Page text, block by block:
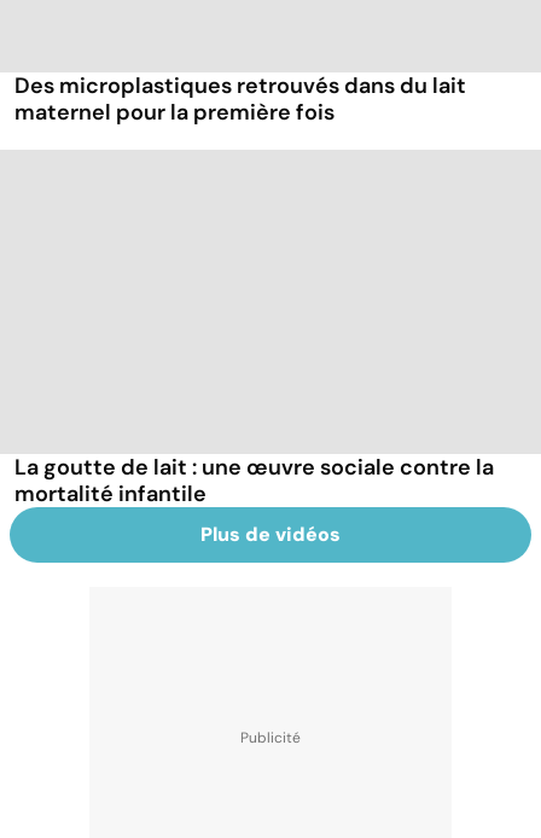
Des microplastiques retrouvés dans du lait
maternel pour la première fois
La goutte de lait : une œuvre sociale contre la
mortalité infantile
Plus de vidéos